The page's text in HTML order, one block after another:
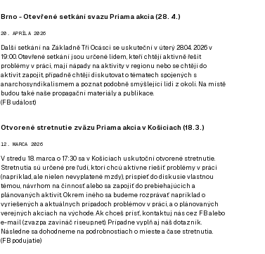
Brno - Otevřené setkání svazu Priama akcia (28. 4.)
20. APRÍLA 2026
Další setkání na Základně Tři Ocásci se uskuteční v úterý 28.04. 2026 v
19:00. Otevřené setkání jsou určené lidem, kteří chtějí aktivně řešit
problémy v práci, mají nápady na aktivity v regionu nebo se chtějí do
aktivit zapojit, případně chtějí diskutovat o tématech spojených s
anarchosyndikalismem a poznat podobně smýšlející lidi z okolí. Na místě
budou také naše propagační materiály a publikace.
(FB událost)
Otvorené stretnutie zväzu Priama akcia v Košiciach (18.3.)
12. MARCA 2026
V stredu 18. marca o 17:30 sa v Košiciach uskutoční otvorené stretnutie.
Stretnutia sú určené pre ľudí, ktorí chcú aktívne riešiť problémy v práci
(napríklad, ale nielen nevyplatené mzdy), prispieť do diskusie vlastnou
témou, návrhom na činnosť alebo sa zapojiť do prebiehajúcich a
plánovaných aktivít. Okrem iného sa budeme rozprávať napríklad o
vyriešených a aktuálnych prípadoch problémov v práci, a o plánovaných
verejných akciach na východe. Ak chceš prísť, kontaktuj nás cez FBalebo
e-mail (zvazpa zavináč riseup.net). Prípadnevyplň aj náš dotazník.
Následne sa dohodneme na podrobnostiach o mieste a čase stretnutia.
(FB podujatie)